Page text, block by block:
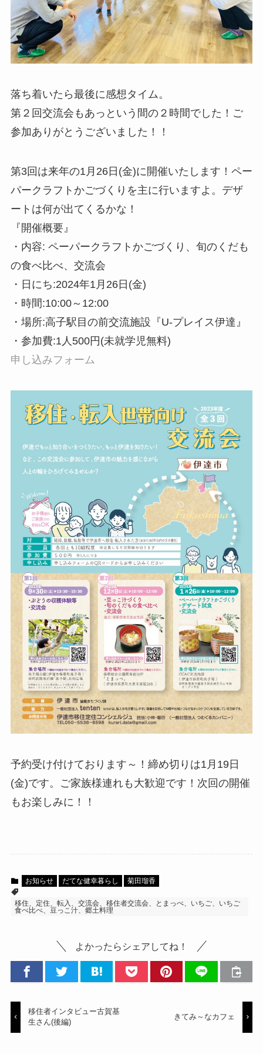
落ち着いたら最後に感想タイム。
第２回交流会もあっという間の２時間でした！ご
参加ありがとうございました！！
第3回は来年の1月26日(金)に開催いたします！ペー
パークラフトかごづくりを主に行いますよ。デザ
ートは何が出てくるかな！
『開催概要』
・内容: ペーパークラフトかごづくり、旬のくだも
の食べ比べ、交流会
・日にち:2024年1月26日(金)
・時間:10:00～12:00
・場所:高子駅目の前交流施設『U-プレイス伊達』
・参加費:1人500円(未就学児無料)
申し込みフォーム
予約受け付けております～！締め切りは1月19日
(金)です。ご家族様連れも大歓迎です！次回の開催
もお楽しみに！！
お知らせ だてな健幸暮らし 菊田瑠香
移住、定住、転入、交流会、移住者交流会、とまっぺ、いちご、いちご
食べ比べ、豆っこ汁、郷土料理
よかったらシェアしてね！
移住者インタビュー古賀基
生さん(後編)
きてみ～なカフェ